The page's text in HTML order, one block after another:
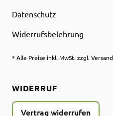
Datenschutz
Widerrufsbelehrung
* Alle Preise inkl. MwSt. zzgl.
WIDERRUF
Vertrag widerrufen